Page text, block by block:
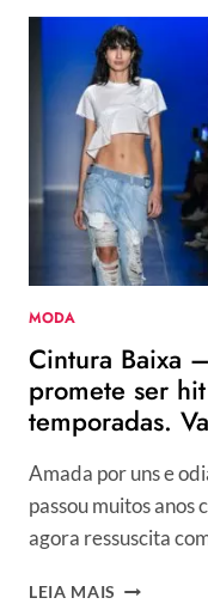
VERÃO
2018/2019
–
EM
CABELO
E
QUE
NA
MODA
Cintura Baixa
promete ser
temporadas.
Amada por uns e
passou muitos anos
agora ressuscita
LEIA MAIS CINTURA